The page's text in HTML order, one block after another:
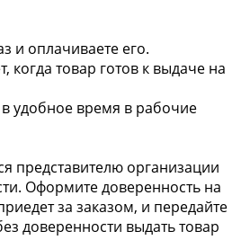
и оплачиваете его.
товар готов к выдаче на
удобное время в рабочие
представителю организации
Оформите доверенность на
за заказом, и передайте
доверенности выдать товар